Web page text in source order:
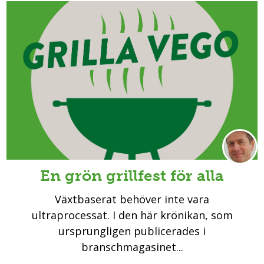
En grön grillfest för alla
Växtbaserat behöver inte vara
ultraprocessat. I den här krönikan, som
ursprungligen publicerades i
branschmagasinet...